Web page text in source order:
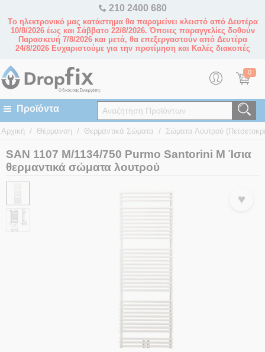
210 2400 680
Tο ηλεκτρονικό μας κατάστημα θα παραμείνει κλειστό από Δευτέρα
10/8/2026 έως και Σάββατο 22/8/2026. Όποιες παραγγελίες δοθούν
Παρασκευή 7/8/2026 και μετά, θα επεξεργαστούν από Δευτέρα
24/8/2026 Ευχαριστούμε για την προτίμηση και Καλές διακοπές
0
Αρχική / Θέρμανση / Θερμαντικά Σώματα / Σώματα Λουτρού
SAN 1107 M/1134/750 Purmo Santorini M Ίσια
θερμαντικά σώματα λουτρού
♥